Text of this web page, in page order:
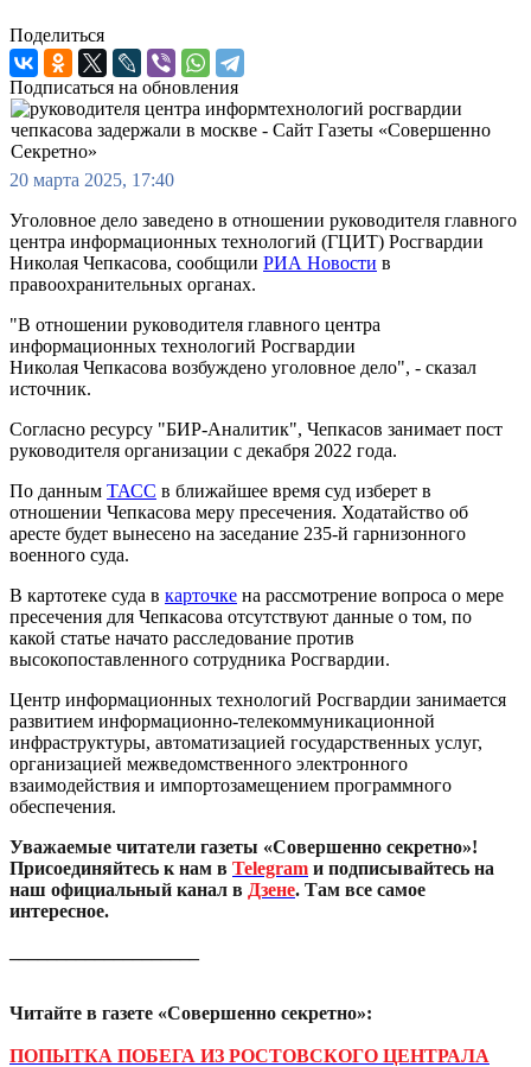
Поделиться
Подписаться на обновления
20 марта 2025, 17:40
Уголовное дело заведено в отношении руководителя главного
центра информационных технологий (ГЦИТ) Росгвардии
Николая Чепкасова, сообщили РИА Новости в
правоохранительных органах.
"В отношении руководителя главного центра
информационных технологий Росгвардии
Николая Чепкасова возбуждено уголовное дело", - сказал
источник.
Согласно ресурсу "БИР-Аналитик", Чепкасов занимает пост
руководителя организации с декабря 2022 года.
По данным ТАСС в ближайшее время суд изберет в
отношении Чепкасова меру пресечения. Ходатайство об
аресте будет вынесено на заседание 235-й гарнизонного
военного суда.
В картотеке суда в карточке на рассмотрение вопроса о мере
пресечения для Чепкасова отсутствуют данные о том, по
какой статье начато расследование против
высокопоставленного сотрудника Росгвардии.
Центр информационных технологий Росгвардии занимается
развитием информационно-телекоммуникационной
инфраструктуры, автоматизацией государственных услуг,
организацией межведомственного электронного
взаимодействия и импортозамещением программного
обеспечения.
Уважаемые читатели газеты «Совершенно секретно»!
Присоединяйтесь к нам в Telegram и подписывайтесь на
наш официальный канал в Дзене. Там все самое
интересное.
Читайте в газете «Совершенно секретно»:
ПОПЫТКА ПОБЕГА ИЗ РОСТОВСКОГО ЦЕНТРАЛА